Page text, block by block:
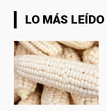
LO MÁS LEÍDO